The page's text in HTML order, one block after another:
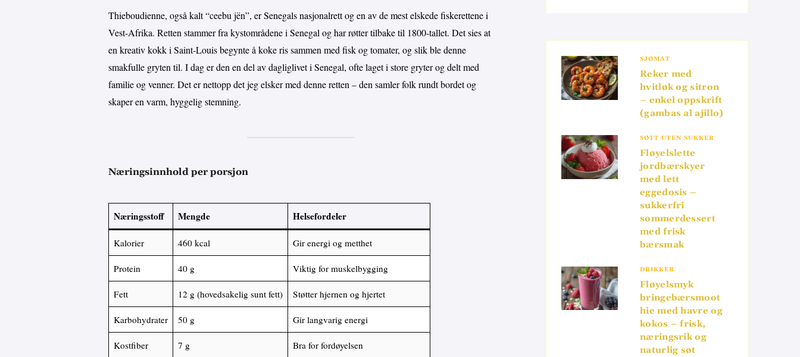
Thieboudienne, også kalt “ceebu jën”, er Senegals nasjonalrett og en av de mest elskede fiskerettene i
Vest-Afrika. Retten stammer fra kystområdene i Senegal og har røtter tilbake til 1800-tallet. Det sies at
en kreativ kokk i Saint-Louis begynte å koke ris sammen med fisk og tomater, og slik ble denne
smakfulle gryten til. I dag er den en del av dagliglivet i Senegal, ofte laget i store gryter og delt med
familie og venner. Det er nettopp det jeg elsker med denne retten – den samler folk rundt bordet og
skaper en varm, hyggelig stemning.
Næringsinnhold per porsjon
Næringsstoff Mengde Helsefordeler
Kalorier 460 kcal Gir energi og metthet
Protein 40 g Viktig for muskelbygging
Fett 12 g (hovedsakelig sunt fett) Støtter hjernen og hjertet
Karbohydrater 50 g Gir langvarig energi
Kostfiber 7 g Bra for fordøyelsen
SJØMAT
Reker med
hvitløk og sitron
– enkel oppskrift
(gambas al ajillo)
SØTT UTEN SUKKER
Fløyelslette
jordbærskyer
med lett
eggedosis –
sukkerfri
sommerdessert
med frisk
bærsmak
DRIKKER
Fløyelsmyk
bringebærsmoot
hie med havre og
kokos – frisk,
næringsrik og
naturlig søt